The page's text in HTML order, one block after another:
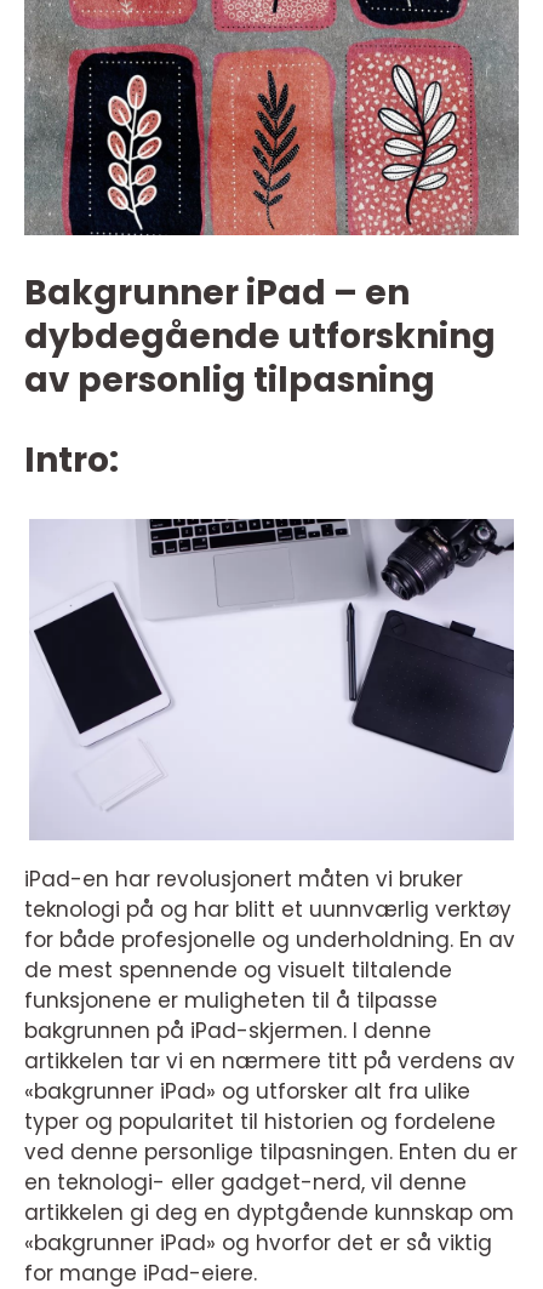
Bakgrunner iPad – en
dybdegående utforskning
av personlig tilpasning
Intro:
iPad-en har revolusjonert måten vi bruker
teknologi på og har blitt et uunnværlig verktøy
for både profesjonelle og underholdning. En av
de mest spennende og visuelt tiltalende
funksjonene er muligheten til å tilpasse
bakgrunnen på iPad-skjermen. I denne
artikkelen tar vi en nærmere titt på verdens av
«bakgrunner iPad» og utforsker alt fra ulike
typer og popularitet til historien og fordelene
ved denne personlige tilpasningen. Enten du er
en teknologi- eller gadget-nerd, vil denne
artikkelen gi deg en dyptgående kunnskap om
«bakgrunner iPad» og hvorfor det er så viktig
for mange iPad-eiere.